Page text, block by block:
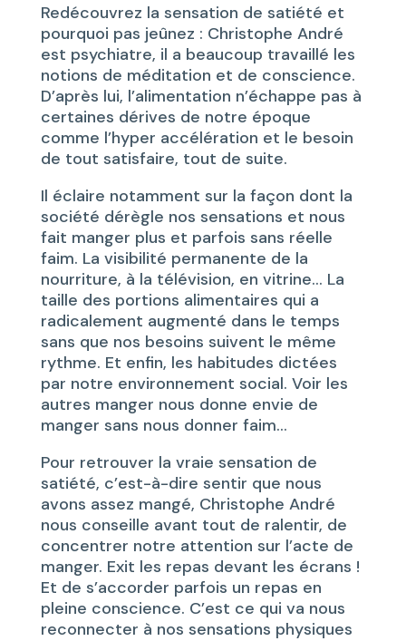
Redécouvrez la sensation de satiété et
pourquoi pas jeûnez : Christophe André
est psychiatre, il a beaucoup travaillé les
notions de méditation et de conscience.
D’après lui, l’alimentation n’échappe pas à
certaines dérives de notre époque
comme l’hyper accélération et le besoin
de tout satisfaire, tout de suite.
Il éclaire notamment sur la façon dont la
société dérègle nos sensations et nous
fait manger plus et parfois sans réelle
faim. La visibilité permanente de la
nourriture, à la télévision, en vitrine… La
taille des portions alimentaires qui a
radicalement augmenté dans le temps
sans que nos besoins suivent le même
rythme. Et enfin, les habitudes dictées
par notre environnement social. Voir les
autres manger nous donne envie de
manger sans nous donner faim…
Pour retrouver la vraie sensation de
satiété, c’est-à-dire sentir que nous
avons assez mangé, Christophe André
nous conseille avant tout de ralentir, de
concentrer notre attention sur l’acte de
manger. Exit les repas devant les écrans !
Et de s’accorder parfois un repas en
pleine conscience. C’est ce qui va nous
reconnecter à nos sensations physiques